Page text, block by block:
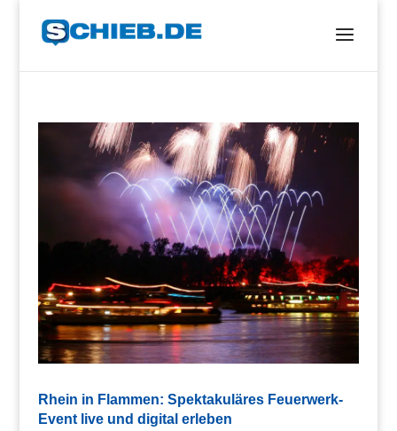
Rhein in Flammen: Spektakuläres Feuerwerk-
Event live und digital erleben